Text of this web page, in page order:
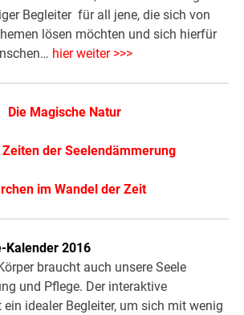
Begleiter für all jene, die sich von
lösen möchten und sich hierfür
hier weiter >>>
Die Magische Natur
Zeiten der Seelendämmerung
im Wandel der Zeit
Kalender 2016
braucht auch unsere Seele
und Pflege. Der interaktive
idealer Begleiter, um sich mit wenig